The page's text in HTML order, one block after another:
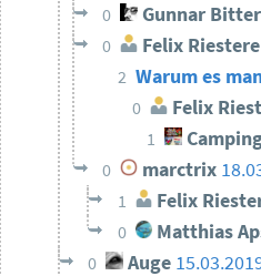
0 Gunnar
0 Felix
2 Warum es
0 Felix
1
0 marctrix
1 Felix
0 Matthias
0 Auge